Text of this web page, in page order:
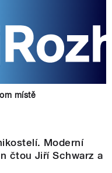
místě
Moderní
čtou Jiří Schwarz a